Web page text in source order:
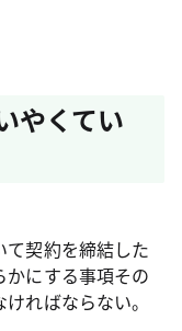
やくてい
契約を締結した
かにする事項その
ればならない。